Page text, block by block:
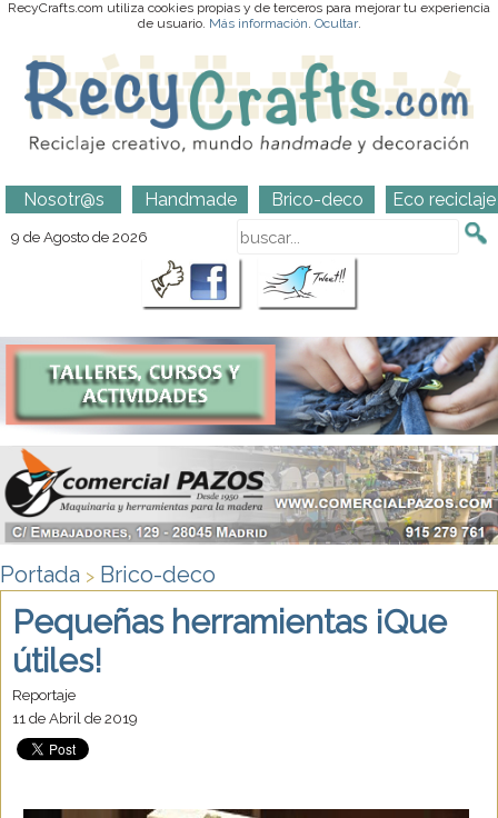
RecyCrafts.com utiliza cookies propias y de terceros para mejorar tu experiencia
de usuario. Más información. Ocultar.
Nosotr@s Handmade Brico-deco Eco reciclaje
9 de Agosto de 2026
Portada > Brico-deco
Pequeñas herramientas ¡Que
útiles!
Reportaje
11 de Abril de 2019